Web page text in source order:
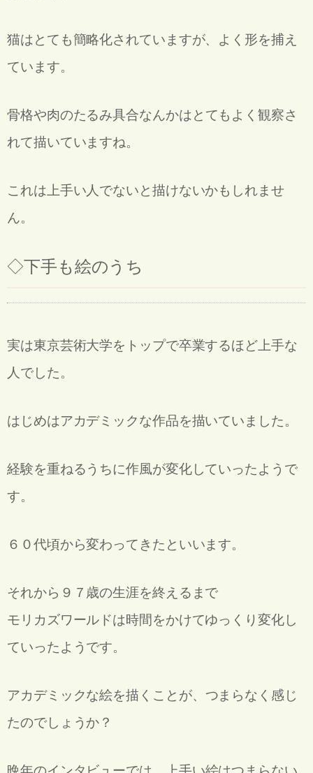
猫はとても簡略化されていますが、 よく形を捕え
ています。
骨格や肉のたるみ具合なんかは とてもよく観察さ
れて描いていますね。
これは上手い人でないと描けないかもしれませ
ん。
◇下手も絵のうち
実は東京芸術大学をトップで卒業するほど上手な
人でした。
はじめはアカデミックな作品を描いていました。
経験を重ねるうちに作風が変化していったようで
す。
６０代頃から変わってきたといいます。
それから９７歳の生涯を終えるまで
モリカズワールドは時間をかけてゆっくり変化し
ていったようです。
アカデミックな絵を描くことが、 つまらなく感じ
たのでしょうか？